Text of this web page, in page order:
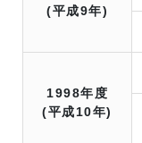
(平成9年)
1998年度
(平成10年)